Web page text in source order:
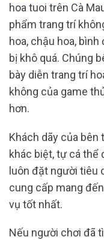
hoa tuoi trên Cà
phẩm trang trí
hoa, chậu hoa,
bị khô quá. Chúng
bày diễn trang trí
không của game
hơn.
Khách dãy của
khác biệt, tự cá thể
luôn đặt người tiêu
cung cấp mang
vụ tốt nhất.
Nếu người chơi đã